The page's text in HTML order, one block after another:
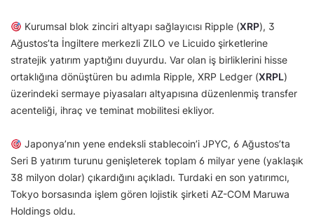
Kurumsal blok zinciri altyapı sağlayıcısı Ripple (XRP), 3
Ağustos’ta İngiltere merkezli ZILO ve Licuido şirketlerine
stratejik yatırım yaptığını duyurdu. Var olan iş birliklerini hisse
ortaklığına dönüştüren bu adımla Ripple, XRP Ledger (XRPL)
üzerindeki sermaye piyasaları altyapısına düzenlenmiş transfer
acenteliği, ihraç ve teminat mobilitesi ekliyor.
Japonya’nın yene endeksli stablecoin’i JPYC, 6 Ağustos’ta
Seri B yatırım turunu genişleterek toplam 6 milyar yene (yaklaşık
38 milyon dolar) çıkardığını açıkladı. Turdaki en son yatırımcı,
Tokyo borsasında işlem gören lojistik şirketi AZ-COM Maruwa
Holdings oldu.